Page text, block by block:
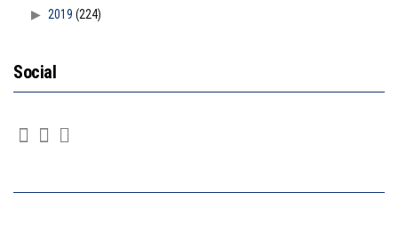
2019 (224)
Social